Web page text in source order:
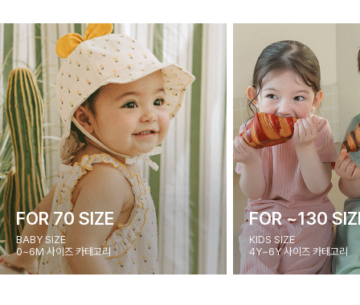
FOR 70 SIZE
BABY SIZE
0~6M 사이즈 카테고리
FOR ~130
KIDS SIZE
4Y~6Y 사이즈 카테고리